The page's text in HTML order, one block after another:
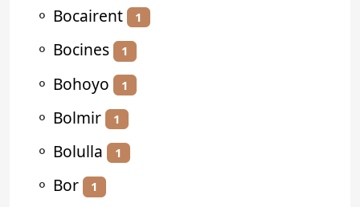
⚬ Bocairent 1
⚬ Bocines 1
⚬ Bohoyo 1
⚬ Bolmir 1
⚬ Bolulla 1
⚬ Bor 1